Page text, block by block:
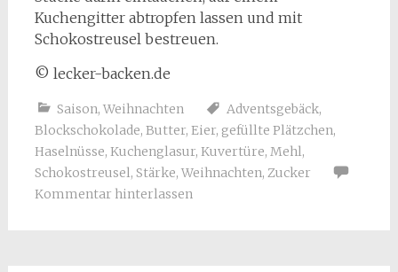
Kuchengitter abtropfen lassen und mit
Schokostreusel bestreuen.
© lecker-backen.de
Saison, Weihnachten Adventsgebäck,
Blockschokolade, Butter, Eier, gefüllte Plätzchen,
Haselnüsse, Kuchenglasur, Kuvertüre, Mehl,
Schokostreusel, Stärke, Weihnachten, Zucker
Kommentar hinterlassen